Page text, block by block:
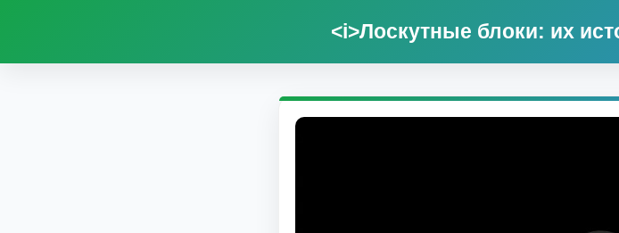
<i>Лоскутные блоки: их